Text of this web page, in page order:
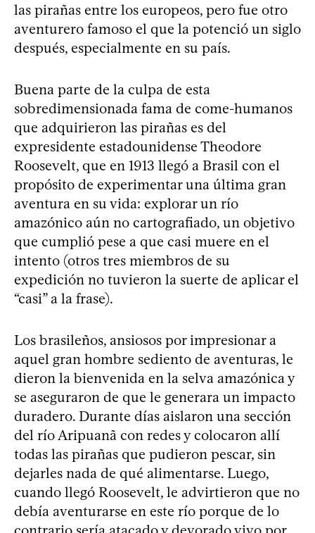
las pirañas entre los europeos, pero fue otro
aventurero famoso el que la potenció un siglo
después, especialmente en su país.
Buena parte de la culpa de esta
sobredimensionada fama de come-humanos
que adquirieron las pirañas es del
expresidente estadounidense Theodore
Roosevelt, que en 1913 llegó a Brasil con el
propósito de experimentar una última gran
aventura en su vida: explorar un río
amazónico aún no cartografiado, un objetivo
que cumplió pese a que casi muere en el
intento (otros tres miembros de su
expedición no tuvieron la suerte de aplicar el
“casi” a la frase).
Los brasileños, ansiosos por impresionar a
aquel gran hombre sediento de aventuras, le
dieron la bienvenida en la selva amazónica y
se aseguraron de que le generara un impacto
duradero. Durante días aislaron una sección
del río Aripuanã con redes y colocaron allí
todas las pirañas que pudieron pescar, sin
dejarles nada de qué alimentarse. Luego,
cuando llegó Roosevelt, le advirtieron que no
debía aventurarse en este río porque de lo